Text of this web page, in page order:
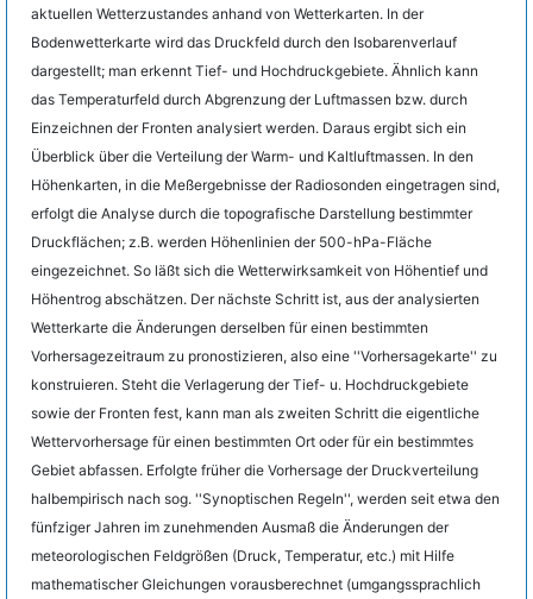
aktuellen Wetterzustandes anhand von Wetterkarten. In der
Bodenwetterkarte wird das Druckfeld durch den Isobarenverlauf
dargestellt; man erkennt Tief- und Hochdruckgebiete. Ähnlich kann
das Temperaturfeld durch Abgrenzung der Luftmassen bzw. durch
Einzeichnen der Fronten analysiert werden. Daraus ergibt sich ein
Überblick über die Verteilung der Warm- und Kaltluftmassen. In den
Höhenkarten, in die Meßergebnisse der Radiosonden eingetragen sind,
erfolgt die Analyse durch die topografische Darstellung bestimmter
Druckflächen; z.B. werden Höhenlinien der 500-hPa-Fläche
eingezeichnet. So läßt sich die Wetterwirksamkeit von Höhentief und
Höhentrog abschätzen. Der nächste Schritt ist, aus der analysierten
Wetterkarte die Änderungen derselben für einen bestimmten
Vorhersagezeitraum zu pronostizieren, also eine ''Vorhersagekarte'' zu
konstruieren. Steht die Verlagerung der Tief- u. Hochdruckgebiete
sowie der Fronten fest, kann man als zweiten Schritt die eigentliche
Wettervorhersage für einen bestimmten Ort oder für ein bestimmtes
Gebiet abfassen. Erfolgte früher die Vorhersage der Druckverteilung
halbempirisch nach sog. ''Synoptischen Regeln'', werden seit etwa den
fünfziger Jahren im zunehmenden Ausmaß die Änderungen der
meteorologischen Feldgrößen (Druck, Temperatur, etc.) mit Hilfe
mathematischer Gleichungen vorausberechnet (umgangssprachlich